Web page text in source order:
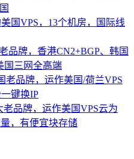
国VPS，13个机房，国际线
品牌，香港CN2+BGP、韩国
国三网全高端
老品牌，运作美国/荷兰VPS
键换IP
老品牌，运作美国VPS云为
，有便宜块存储